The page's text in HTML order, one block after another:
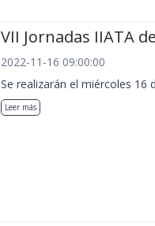
VII Jornadas IIATA
2022-11-16 09:00:00
Se realizarán el miércoles 16
Leer más